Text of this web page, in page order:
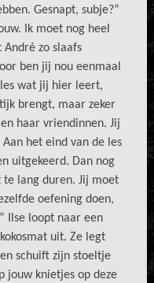
Gesnapt, subje?”
Ik moet nog heel
zo slaafs
ben jij nou eenmaal
wat jij hier leert,
brengt, maar zeker
haar vriendinnen. Jij
het eind van de les
uitgekeerd. Dan nog
lang duren. Jij moet
oefening doen,
Ilse loopt naar een
uit. Ze legt
schuift zijn stoeltje
jouw knietjes op deze